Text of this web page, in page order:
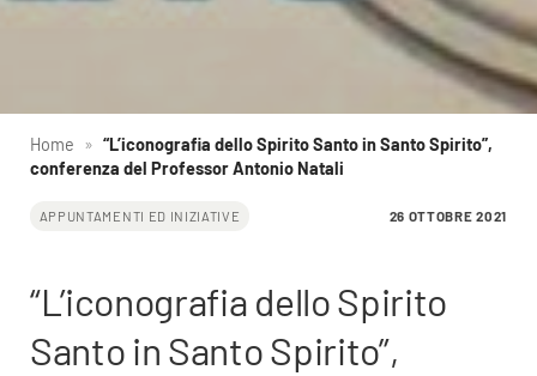
Home » “L’iconografia dello Spirito Santo in Santo Spirito”,
conferenza del Professor Antonio Natali
APPUNTAMENTI ED INIZIATIVE 26 OTTOBRE 2021
“L’iconografia dello Spirito
Santo in Santo Spirito”,